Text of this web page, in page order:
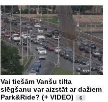
Vai tiešām Vanšu tilta
slēgšanu var aizstāt ar dažiem
Park&Ride? (+ VIDEO)
6